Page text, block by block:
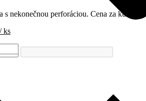
s nekonečnou perforáciou. Cena za kus.
/ ks